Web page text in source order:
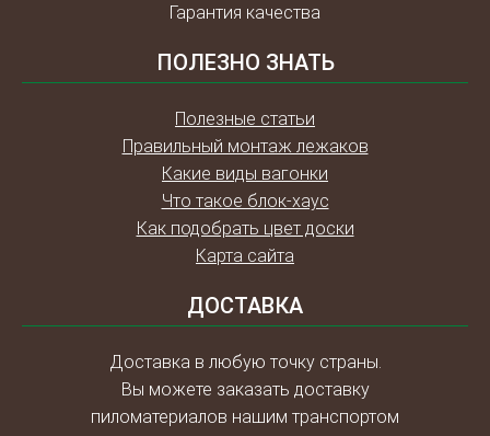
Гарантия качества
ПОЛЕЗНО ЗНАТЬ
Полезные статьи
Правильный монтаж лежаков
Какие виды вагонки
Что такое блок-хаус
Как подобрать цвет доски
Карта сайта
ДОСТАВКА
Доставка в любую точку страны.
Вы можете заказать доставку
пиломатериалов нашим транспортом